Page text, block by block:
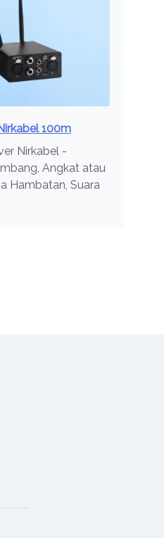
100m
Nirkabel -
Angkat atau
Hambatan, Suara